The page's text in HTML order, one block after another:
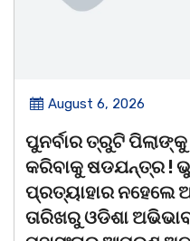
August 6, 2026
ଆତ୍ମହତ୍ୟା କରୁଥିବା
ଦୂତ ସାଜି ଜୀବନ
ଅଧିକାରୀ।
ବାଲିଅନ୍ତା, ୦୫/